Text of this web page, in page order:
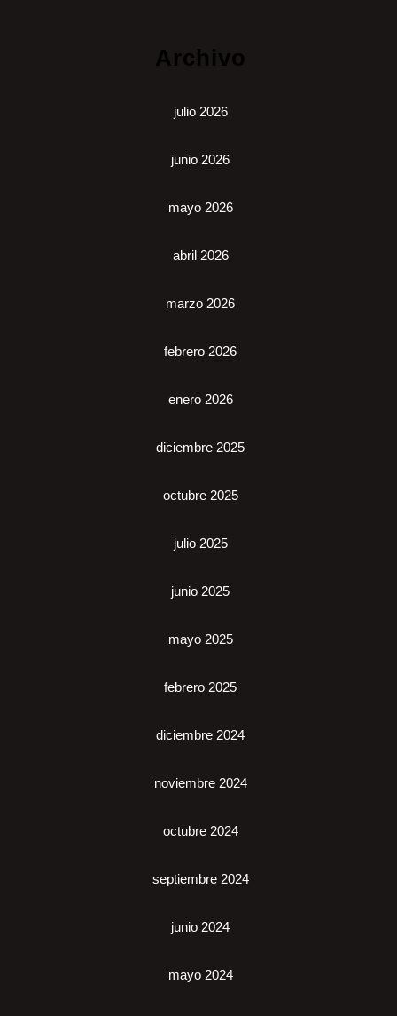
Archivo
julio 2026
junio 2026
mayo 2026
abril 2026
marzo 2026
febrero 2026
enero 2026
diciembre 2025
octubre 2025
julio 2025
junio 2025
mayo 2025
febrero 2025
diciembre 2024
noviembre 2024
octubre 2024
septiembre 2024
junio 2024
mayo 2024